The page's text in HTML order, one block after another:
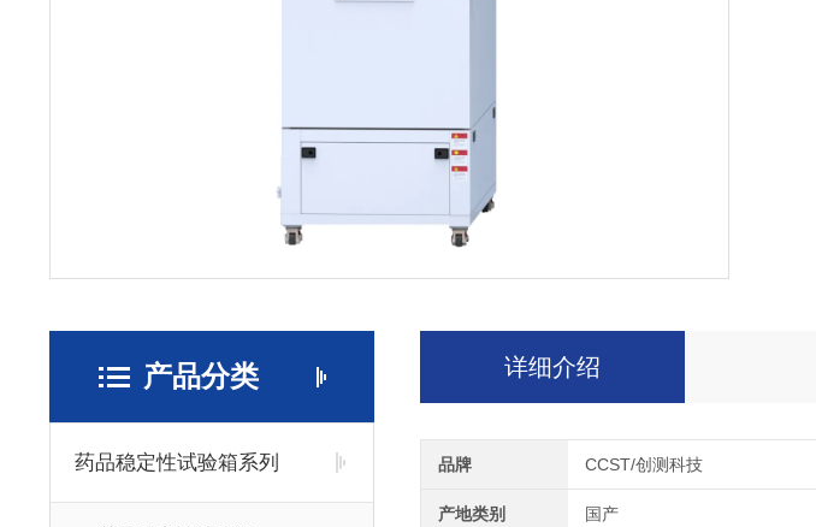
产品分类
药品稳定性试验箱系列
详细介绍
品牌 CCST/创测科技
产地类别 国产